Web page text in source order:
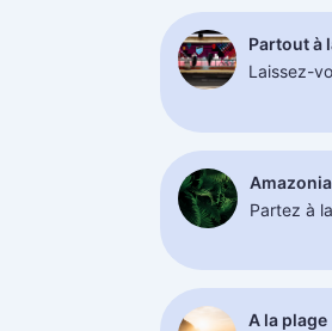
Partout à
Laissez-
Amazonia
Partez à
A la plage